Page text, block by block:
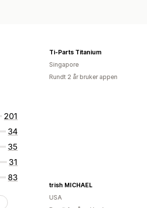
201
34
35
31
83
Ti-Parts Titanium
Singapore
Rundt 2 år bruker appen
trish MICHAEL
USA